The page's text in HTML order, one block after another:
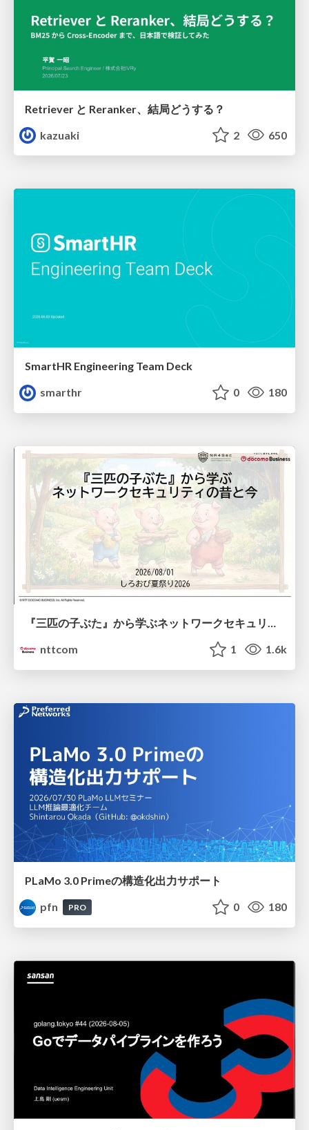
Retriever と Reranker、結局どうする？
kazuaki
2 650
SmartHR Engineering Team Deck
smarthr
0 180
『三匹の子ぶた』から学ぶネットワークセキュリティの昔と今 / Network Security: Then and Now Through the Lens of The Three Little Pigs
nttcom
1 1.6k
PLaMo 3.0 Primeの構造化出力サポート
pfn
PRO 0 180